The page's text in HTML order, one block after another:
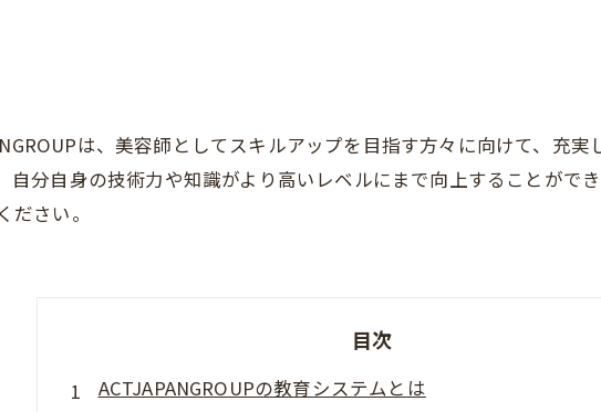
は、美容師としてスキルアップを目指す方々に向けて、充
分自身の技術力や知識がより高いレベルにまで向上することがで
さい。
目次
ACTJAPANGROUPの教育システムとは